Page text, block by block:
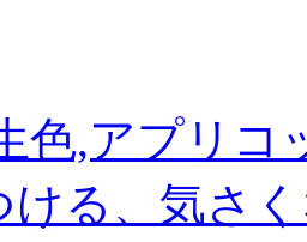
色,アプリ
ける、気さ